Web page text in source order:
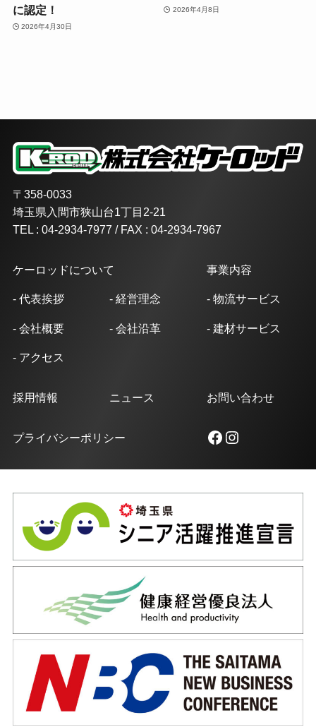
に認定！
2026年4月30日
2026年4月8日
〒358-0033
埼玉県入間市狭山台1丁目2-21
TEL : 04-2934-7977 / FAX : 04-2934-7967
ケーロッドについて
- 代表挨拶
- 会社概要
- アクセス
- 経営理念
- 会社沿革
事業内容
- 物流サービス
- 建材サービス
採用情報 ニュース お問い合わせ
プライバシーポリシー Facebook Instagram